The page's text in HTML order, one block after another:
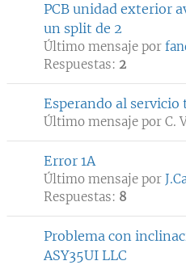
PCB unidad exterior
un split de 2
Último mensaje por
Respuestas: 2
Esperando al servicio
Último mensaje por C.
Error 1A
Último mensaje por
Respuestas: 8
Problema con
ASY35UI LLC